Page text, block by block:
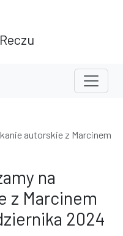
autorskie z Marcinem
na
z Marcinem
2024